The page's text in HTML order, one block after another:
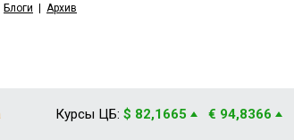
Блоги Архив
Курсы ЦБ: $ 82,1665 € 94,8366